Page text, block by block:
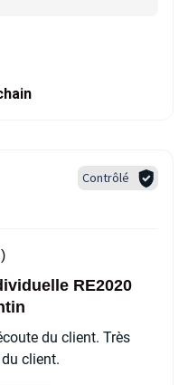
Contrôlé
RE2020
du client. Très
client.